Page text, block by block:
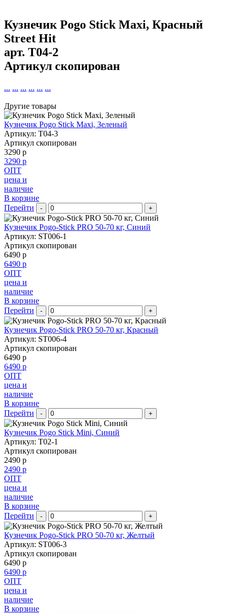
Кузнечик Pogo Stick Maxi, Красный
Street Hit
арт. T04-2
Артикул скопирован
... ... ... ... ... ...
Другие товары
Кузнечик Pogo Stick Maxi, Зеленый
Артикул: T04-3
Артикул скопирован
3290 р
3290 р
ОПТ
цена и
наличие
В корзине
Перейти
- +
Кузнечик Pogo-Stick PRO 50-70 кг, Синий
Артикул: ST006-1
Артикул скопирован
6490 р
6490 р
ОПТ
цена и
наличие
В корзине
Перейти
- +
Кузнечик Pogo-Stick PRO 50-70 кг, Красный
Артикул: ST006-4
Артикул скопирован
6490 р
6490 р
ОПТ
цена и
наличие
В корзине
Перейти
- +
Кузнечик Pogo Stick Mini, Синий
Артикул: T02-1
Артикул скопирован
2490 р
2490 р
ОПТ
цена и
наличие
В корзине
Перейти
- +
Кузнечик Pogo-Stick PRO 50-70 кг, Желтый
Артикул: ST006-3
Артикул скопирован
6490 р
6490 р
ОПТ
цена и
наличие
В корзине